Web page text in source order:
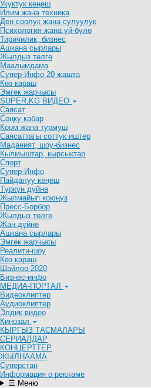
Укуктук кеӊеш
Илим жана техника
Ден соолук жана сулуулук
Психология жана үй-бүлө
Тиричилик, бизнес
Ашкана сырлары
Жылдыз төлгө
Маалымдама
Супер-Инфо 20 жашта
Көз караш
Эмгек жарчысы
SUPER.KG ВИДЕО
Саясат
Cоңку кабар
Коом жана турмуш
Саясаттагы соттук иштер
Маданият, шоу-бизнес
Кылмыштар, кырсыктар
Спорт
Супер-Инфо
Пайдалуу кеңеш
Түркүн дүйнө
Жылмайып коюңуз
Пресс-Борбор
Жылдыз төлгө
Жан дүйнө
Ашкана сырлары
Эмгек жарчысы
Реалити-шоу
Көз караш
Шайлоо-2020
Бизнес-инфо
МЕДИА-ПОРТАЛ
Видеоклиптер
Аудиоклиптер
Элдик видео
Кинозал
КЫРГЫЗ ТАСМАЛАРЫ
СЕРИАЛДАР
КОНЦЕРТТЕР
ЖЫЛНААМА
Суперстан
Информация о рекламе
☰ Меню